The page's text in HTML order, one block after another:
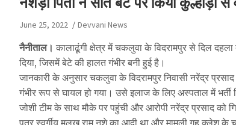
June 25, 2022 Devvani News
नैनीताल। कालाढूंगी क्षेत्र में चकलुवा के विदरामपुर से दिल
दिया, जिसमें बेटे की हालत गंभीर बनी हुई है।
जानकारी के अनुसार चकलुवा के विदरामपुर निवासी नरेंद्र
गंभीर रूप से घायल हो गया। उसे इलाज के लिए अस्पताल में भर्ती
जोशी टीम के साथ मौके पर पहुंची और आरोपी नरेंद्र प्रसाद को
पुत्र स्वर्गीय मलख राम नशे का आदी था और मामूली गृह क्लेश